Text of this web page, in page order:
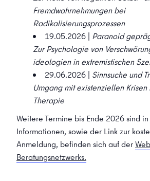
Fremdwahrnehmungen bei
Radikalisierungsprozessen
19.05.2026 | Paranoid
Zur Psychologie von
ideologien in extremistischen
29.06.2026 | Sinnsuche und
Umgang mit existenziellen
Therapie
Weitere Termine bis Ende 2026 sind
Informationen, sowie der Link zur
Anmeldung, befinden sich auf der
Beratungsnetzwerks.